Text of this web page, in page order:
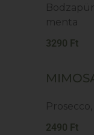
menta
3290 Ft
2490 Ft